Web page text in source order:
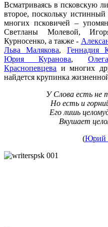
Всматриваясь в псковскую
второе, поскольку истинный
многих псковичей –
Светланы Молевой,
Курносенко, а также -
Льва Малякова, Геннадия
Юрия Куранова,
Краснопевцева и многих
найдется крупинка
У Слова есть не
Но есть и
Его лишь
Вкушает
(Юрий